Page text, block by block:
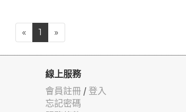
« 1 »
線上服務
會員註冊 / 登入
忘記密碼